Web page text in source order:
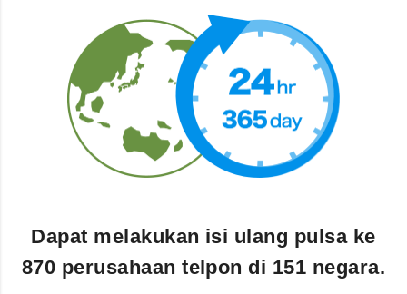
Dapat melakukan isi ulang pulsa ke
870 perusahaan telpon di 151 negara.